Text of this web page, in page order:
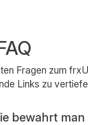
Fragen zum
Links zu
bewahrt